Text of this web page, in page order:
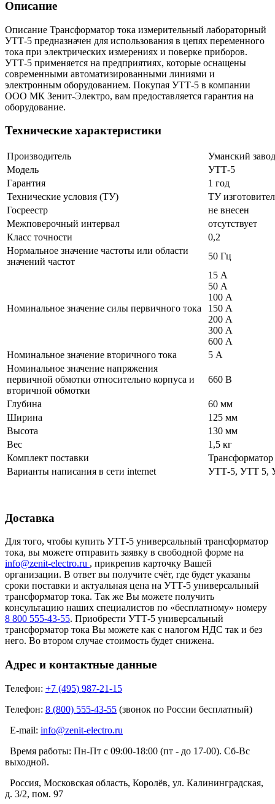
Описание
Описание Трансформатор тока измерительный лабораторный
УТТ-5 предназначен для использования в цепях переменного
тока при электрических измерениях и поверке приборов.
УТТ-5 применяется на предприятиях, которые оснащены
современными автоматизированными линиями и
электронным оборудованием. Покупая УТТ-5 в компании
ООО МК Зенит-Электро, вам предоставляется гарантия на
оборудование.
Технические характеристики
Производитель
Уманский
Модель
УТТ-5
Гарантия
1 год
Технические условия (ТУ)
ТУ
Госреестр
не внесен
Межповерочный интервал
отсутствует
Класс точности
0,2
Нормальное значение частоты или области
значений частот
50 Гц
Номинальное значение силы первичного тока
15 А
50 А
100 А
150 А
200 А
300 А
600 А
Номинальное значение вторичного тока
5 А
Номинальное значение напряжения
первичной обмотки относительно корпуса и
вторичной обмотки
660 В
Глубина
60 мм
Ширина
125 мм
Высота
130 мм
Вес
1,5 кг
Комплект поставки
Варианты написания в сети internet
УТТ-5, УТТ 5,
Доставка
Для того, чтобы купить УТТ-5 универсальный трансформатор
тока, вы можете отправить заявку в свободной форме на
info@zenit-electro.ru , прикрепив карточку Вашей
организации. В ответ вы получите счёт, где будет указаны
сроки поставки и актуальная цена на УТТ-5 универсальный
трансформатор тока. Так же Вы можете получить
консультацию наших специалистов по «бесплатному» номеру
8 800 555-43-55. Приобрести УТТ-5 универсальный
трансформатор тока Вы можете как с налогом НДС так и без
него. Во втором случае стоимость будет снижена.
Адрес и контактные данные
Телефон: +7 (495) 987-21-15
Телефон: 8 (800) 555-43-55 (звонок по России бесплатный)
E-mail: info@zenit-electro.ru
Время работы: Пн-Пт с 09:00-18:00 (пт - до 17-00). Сб-Вс
выходной.
Россия, Московская область, Королёв, ул. Калининградская,
д. 3/2, пом. 97